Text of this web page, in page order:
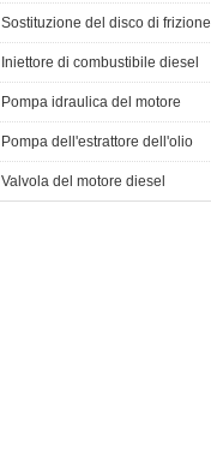
Sostituzione del disco di frizione
Iniettore di combustibile diesel
Pompa idraulica del motore
Pompa dell'estrattore dell'olio
Valvola del motore diesel